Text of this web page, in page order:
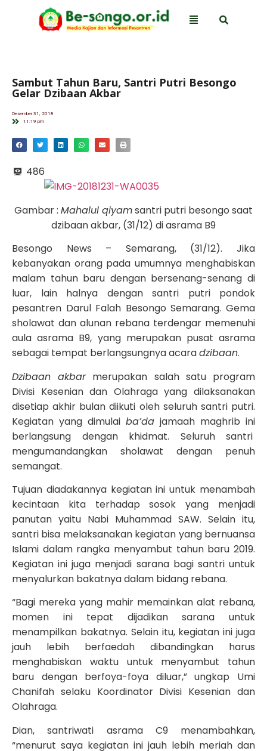
Sambut Tahun Baru, Santri Putri Besongo
Gelar Dzibaan Akbar
Desember 31, 2018
11:19 pm
486
Gambar : Mahalul qiyamsantri putri besongo saat
dzibaan akbar, (31/12) di asrama B9
Besongo News – Semarang, (31/12). Jika
kebanyakan orang pada umumnya menghabiskan
malam tahun baru dengan bersenang-senang di
luar, lain halnya dengan santri putri pondok
pesantren Darul Falah Besongo Semarang. Gema
sholawat dan alunan rebana terdengar memenuhi
aula asrama B9, yang merupakan pusat asrama
sebagai tempat berlangsungnya acaradzibaan.
Dzibaan akbarmerupakan salah satu program
Divisi Kesenian dan Olahraga yang dilaksanakan
disetiap akhir bulan diikuti oleh seluruh santri putri.
Kegiatan yang dimulai ba’da jamaah maghrib ini
berlangsung dengan khidmat. Seluruh santri
mengumandangkan sholawat dengan penuh
semangat.
Tujuan diadakannya kegiatan ini untuk menambah
kecintaan kita terhadap sosok yang menjadi
panutan yaitu Nabi Muhammad SAW. Selain itu,
santri bisa melaksanakan kegiatan yang bernuansa
Islami dalam rangka menyambut tahun baru 2019.
Kegiatan ini juga menjadi sarana bagi santri untuk
menyalurkan bakatnya dalam bidang rebana.
“Bagi mereka yang mahir memainkan alat rebana,
momen ini tepat dijadikan sarana untuk
menampilkan bakatnya. Selain itu, kegiatan ini juga
jauh lebih berfaedah dibandingkan harus
menghabiskan waktu untuk menyambut tahun
baru dengan berfoya-foya diluar,” ungkap Umi
Chanifah selaku Koordinator Divisi Kesenian dan
Olahraga.
Dian, santriwati asrama C9 menambahkan,
“menurut saya kegiatan ini jauh lebih meriah dan